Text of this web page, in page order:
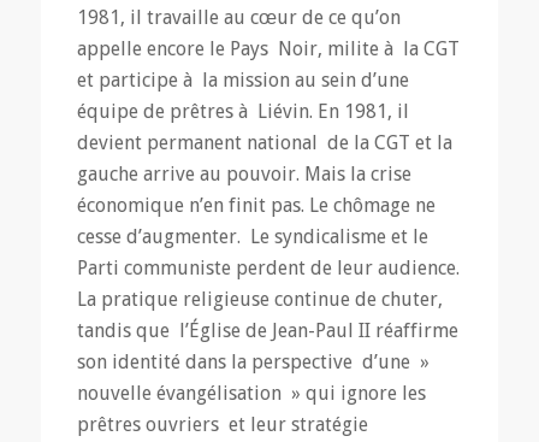
1981, il travaille au cœur de ce qu’on
appelle encore le Pays Noir, milite à la CGT
et participe à la mission au sein d’une
équipe de prêtres à Liévin. En 1981, il
devient permanent national de la CGT et la
gauche arrive au pouvoir. Mais la crise
économique n’en finit pas. Le chômage ne
cesse d’augmenter. Le syndicalisme et le
Parti communiste perdent de leur audience.
La pratique religieuse continue de chuter,
tandis que l’Église de Jean-Paul II réaffirme
son identité dans la perspective d’une »
nouvelle évangélisation » qui ignore les
prêtres ouvriers et leur stratégie